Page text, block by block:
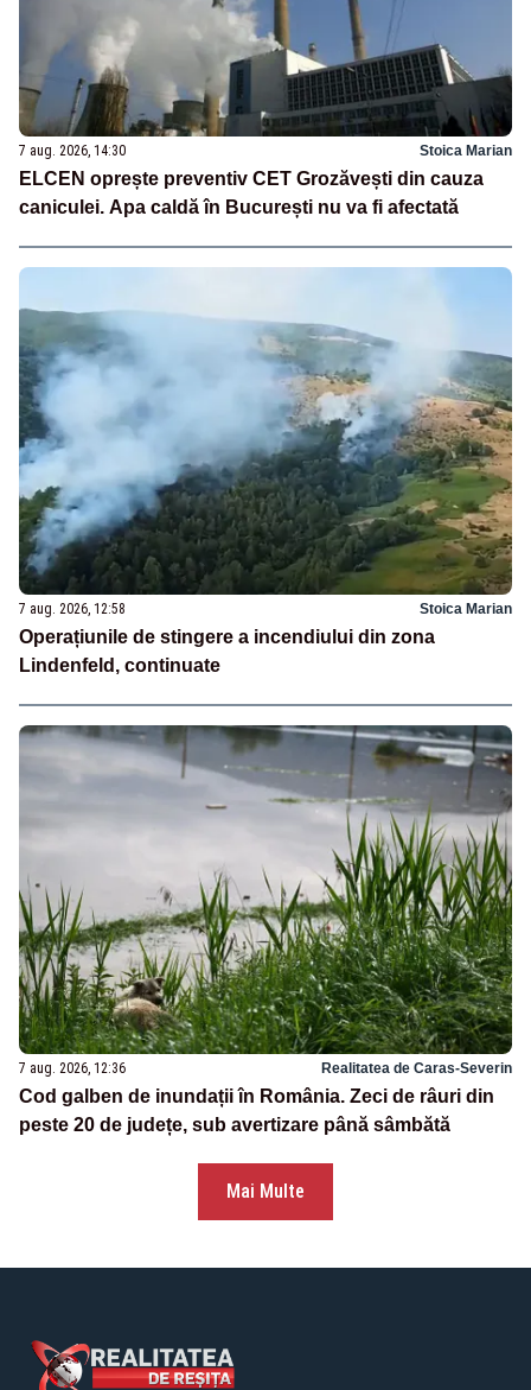
7 aug. 2026, 14:30 Stoica Marian
ELCEN oprește preventiv CET Grozăvești din cauza
caniculei. Apa caldă în București nu va fi afectată
7 aug. 2026, 12:58 Stoica Marian
Operațiunile de stingere a incendiului din zona
Lindenfeld, continuate
7 aug. 2026, 12:36 Realitatea de Caras-Severin
Cod galben de inundații în România. Zeci de râuri din
peste 20 de județe, sub avertizare până sâmbătă
Mai Multe